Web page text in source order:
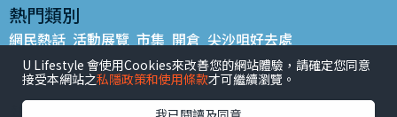
熱門類別
網民熱話 活動展覽 市集 開倉 尖沙咀好去處
銅鑼灣好去處 元朗好去處 荃灣好去處 旺角好去處 社會
餐廳情報 戶外郊遊
U Lifestyle 會使用Cookies來改善您的網站體驗，請確定您同意
接受本網站之私隱政策和使用條款才可繼續瀏覽。